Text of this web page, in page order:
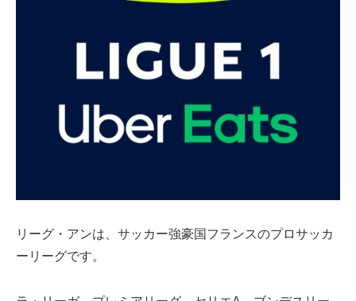
リーグ・アンは、サッカー強豪国フランスのプロサッカ
ーリーグです。